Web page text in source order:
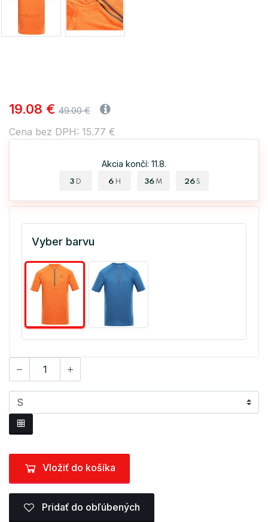
19.08 € 49.00 €
Cena bez DPH: 15.77 €
Akcia končí: 11.8.
3 D 6 H 36 M 26S
Vyber barvu
Vložiť do košíka
Pridať do obľúbených